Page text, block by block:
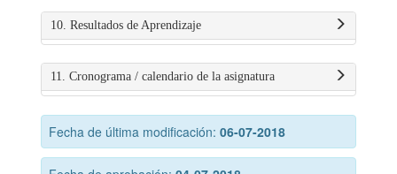
10. Resultados de Aprendizaje
11. Cronograma / calendario de la asignatura
Fecha de última modificación: 06-07-2018